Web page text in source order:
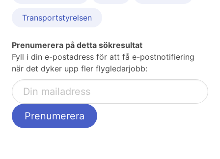
Transportstyrelsen
Prenumerera på detta sökresultat
Fyll i din e-postadress för att få e-postnotifiering
när det dyker upp fler flygledarjobb: